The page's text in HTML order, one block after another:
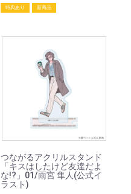
特典あり 新商品
つながるアクリルスタンド
「キスはしたけど友達だよ
な!?」01/雨宮 隼人(公式イ
ラスト)